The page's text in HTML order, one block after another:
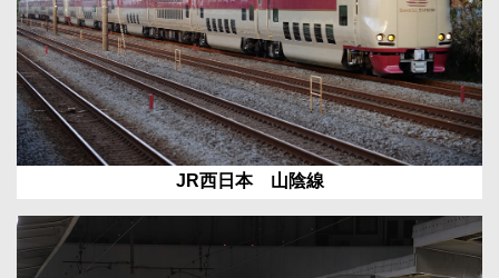
JR西日本 山陰線